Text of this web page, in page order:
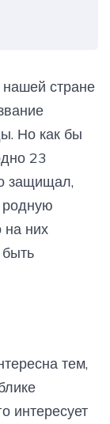
стране
Но как бы
23
защищал,
на них
быть
тем,
интересует